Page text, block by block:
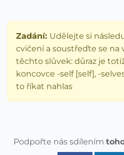
Zadání: Udělejte si
cvičení a soustřeďte se na
těchto slůvek: důraz je
koncovce -self [self], -
to říkat nahlas
Podpořte nás sdílením